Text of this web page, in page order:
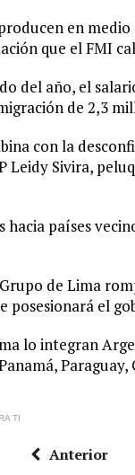
en
que el FMI
del año, el
de 2,3
con la
Leidy Sivira,
países
de Lima
posesionará el
lo integran
TI
Anterior